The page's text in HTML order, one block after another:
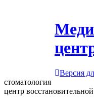
Версия
стоматология
центр